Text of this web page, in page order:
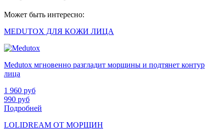
Может быть интересно:
MEDUTOX ДЛЯ КОЖИ ЛИЦА
Medutox мгновенно разгладит морщины и подтянет контур
лица
1 960 руб
990 руб
Подробней
LOLIDREAM ОТ МОРЩИН